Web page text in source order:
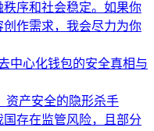
序和社会稳定。如果你
作需求，我会尽力为你
中心化钱包的安全真相与
资产安全的隐形杀手
存在监管风险，且部分